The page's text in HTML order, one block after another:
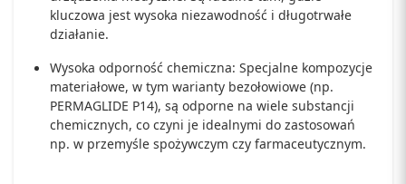
kluczowa jest wysoka niezawodność i długotrwałe
działanie.
Wysoka odporność chemiczna: Specjalne kompozycje
materiałowe, w tym warianty bezołowiowe (np.
PERMAGLIDE P14), są odporne na wiele substancji
chemicznych, co czyni je idealnymi do zastosowań
np. w przemyśle spożywczym czy farmaceutycznym.